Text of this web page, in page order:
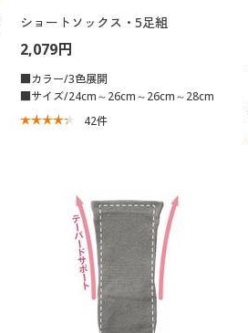
ショートソックス・5足組
2,079円
■カラー/3色展開
■サイズ/24cm～26cm～26cm～28cm
42件